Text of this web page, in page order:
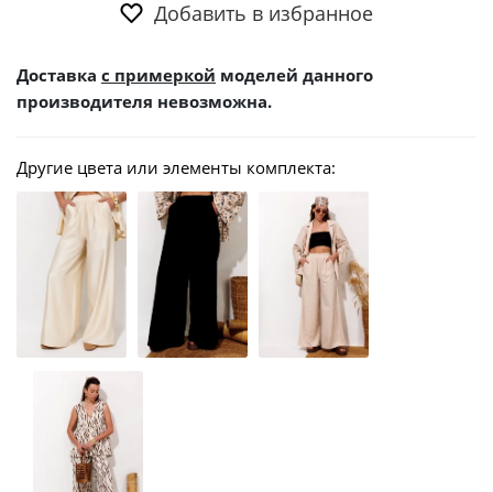
Добавить в избранное
Доставка с примеркой моделей данного
производителя невозможна.
Другие цвета или элементы комплекта: